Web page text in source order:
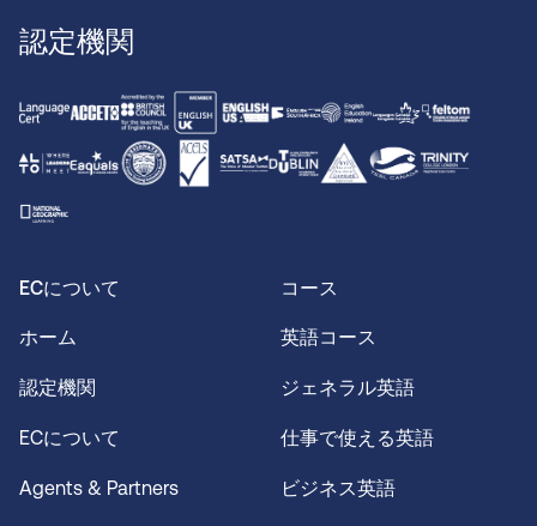
認定機関
ECについて
ホーム
認定機関
ECについて
Agents & Partners
コース
英語コース
ジェネラル英語
仕事で使える英語
ビジネス英語